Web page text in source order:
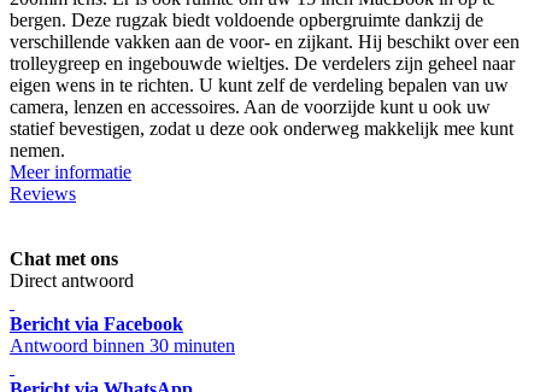
bergen. Deze rugzak biedt voldoende opbergruimte dankzij de
verschillende vakken aan de voor- en zijkant. Hij beschikt over een
trolleygreep en ingebouwde wieltjes. De verdelers zijn geheel naar
eigen wens in te richten. U kunt zelf de verdeling bepalen van uw
camera, lenzen en accessoires. Aan de voorzijde kunt u ook uw
statief bevestigen, zodat u deze ook onderweg makkelijk mee kunt
nemen.
Meer informatie
Reviews
Chat met ons
Direct antwoord
Bericht via Facebook
Antwoord binnen 30 minuten